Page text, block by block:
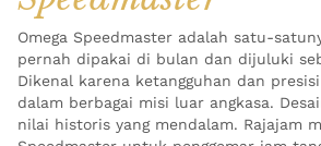
Omega Speedmaster adalah satu-
pernah dipakai di bulan dan dijuluki
Dikenal karena ketangguhan dan
dalam berbagai misi luar angkasa.
nilai historis yang mendalam. Rajajam